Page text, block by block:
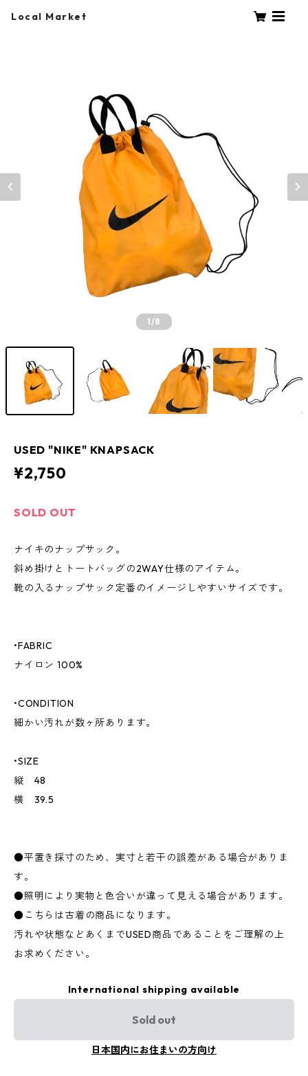
Local Market
1/8
USED "NIKE" KNAPSACK
¥2,750
SOLD OUT
ナイキのナップサック。
斜め掛けとトートバッグの2WAY仕様のアイテム。
靴の入るナップサック定番のイメージしやすいサイズです。
•FABRIC
ナイロン 100%
•CONDITION
細かい汚れが数ヶ所あります。
•SIZE
縦 48
横 39.5
●平置き採寸のため、実寸と若干の誤差がある場合がありま
す。
●照明により実物と色合いが違って見える場合があります。
●こちらは古着の商品になります。
汚れや状態などあくまでUSED商品であることをご理解の上
お求めください。
International shipping available
Sold out
日本国内にお住まいの方向け